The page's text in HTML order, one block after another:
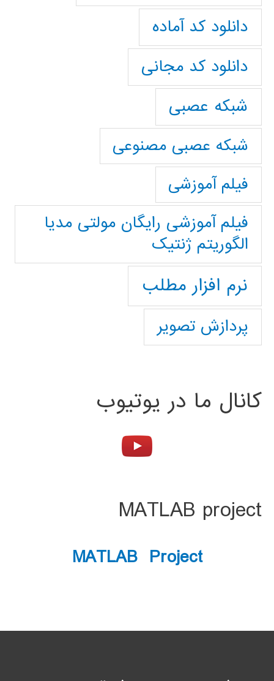
دانلود کد آماده
دانلود کد مجانی
شبکه عصبی
شبکه عصبی مصنوعی
فیلم آموزشی
فیلم آموزشی رایگان مولتی مدیا
الگوریتم ژنتیک
نرم افزار مطلب
پردازش تصویر
کانال ما در یوتیوب
MATLAB project
MATLAB Project